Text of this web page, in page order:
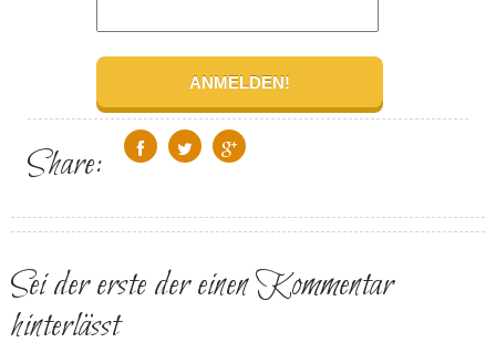
Share:
Sei der erste der einen Kommentar
hinterlässt